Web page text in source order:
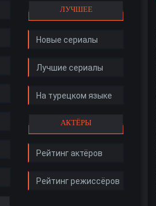
ЛУЧШЕЕ
Новые сериалы
Лучшие сериалы
На турецком языке
АКТЁРЫ
Рейтинг актёров
Рейтинг режиссёров